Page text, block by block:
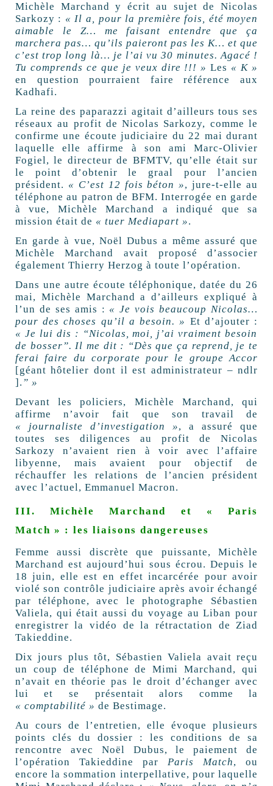
Michèle Marchand y écrit au sujet de Nicolas
Sarkozy : « Il a, pour la première fois, été moyen
aimable le Z… me faisant entendre que ça
marchera pas… qu’ils paieront pas les K… et que
c’est trop long là… je l’ai vu 30 minutes. Agacé !
Tu comprends ce que je veux dire !!! »Les « K »
en question pourraient faire référence aux
Kadhafi.
La reine des paparazzi agitait d’ailleurs tous ses
réseaux au profit de Nicolas Sarkozy, comme le
confirme une écoute judiciaire du 22 mai durant
laquelle elle affirme à son ami Marc-Olivier
Fogiel, le directeur de BFMTV, qu’elle était sur
le point d’obtenir le graal pour l’ancien
président. « C’est 12 fois béton », jure-t-elle au
téléphone au patron de BFM. Interrogée en garde
à vue, Michèle Marchand a indiqué que sa
mission était de « tuer Mediapart ».
En garde à vue, Noël Dubus a même assuré que
Michèle Marchand avait proposé d’associer
également Thierry Herzog à toute l’opération.
Dans une autre écoute téléphonique, datée du 26
mai, Michèle Marchand a d’ailleurs expliqué à
l’un de ses amis : « Je vois beaucoup Nicolas…
pour des choses qu’il a besoin. » Et d’ajouter :
« Je lui dis : “Nicolas, moi, j’ai vraiment besoin
de bosser”. Il me dit : “Dès que ça reprend, je te
ferai faire du corporate pour le groupe Accor
[géant hôtelier dont il est administrateur – ndlr
]. ” »
Devant les policiers, Michèle Marchand, qui
affirme n’avoir fait que son travail de
« journaliste d’investigation », a assuré que
toutes ses diligences au profit de Nicolas
Sarkozy n’avaient rien à voir avec l’affaire
libyenne, mais avaient pour objectif de
réchauffer les relations de l’ancien président
avec l’actuel, Emmanuel Macron.
III. Michèle Marchand et « Paris
Match » : les liaisons dangereuses
Femme aussi discrète que puissante, Michèle
Marchand est aujourd’hui sous écrou. Depuis le
18 juin, elle est en effet incarcérée pour avoir
violé son contrôle judiciaire après avoir échangé
par téléphone, avec le photographe Sébastien
Valiela, qui était aussi du voyage au Liban pour
enregistrer la vidéo de la rétractation de Ziad
Takieddine.
Dix jours plus tôt, Sébastien Valiela avait reçu
un coup de téléphone de Mimi Marchand, qui
n’avait en théorie pas le droit d’échanger avec
lui et se présentait alors comme la
« comptabilité » de Bestimage.
Au cours de l’entretien, elle évoque plusieurs
points clés du dossier : les conditions de sa
rencontre avec Noël Dubus, le paiement de
l’opération Takieddine parParis Match, ou
encore la sommation interpellative, pour laquelle